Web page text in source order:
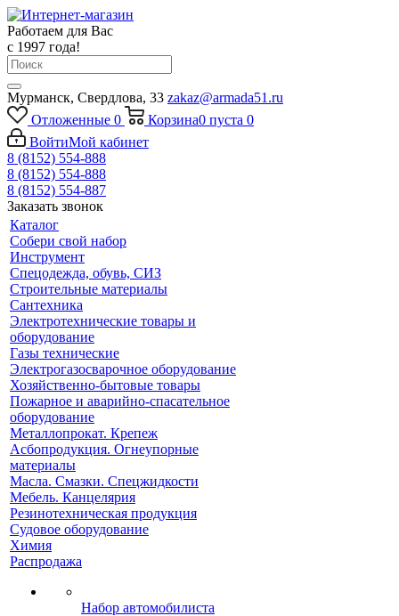
Работаем для Вас
с 1997 года!
Мурманск, Свердлова, 33 zakaz@armada51.ru
Отложенные 0 Корзина0 пуста 0
ВойтиМой кабинет
8 (8152) 554-888
8 (8152) 554-888
8 (8152) 554-887
Заказать звонок
Каталог
Собери свой набор
Инструмент
Спецодежда, обувь, СИЗ
Строительные материалы
Сантехника
Электротехнические товары и
оборудование
Газы технические
Электрогазосварочное оборудование
Хозяйственно-бытовые товары
Пожарное и аварийно-спасательное
оборудование
Металлопрокат. Крепеж
Асбопродукция. Огнеупорные
материалы
Масла. Смазки. Спецжидкости
Мебель. Канцелярия
Резинотехническая продукция
Судовое оборудование
Химия
Распродажа
Набор автомобилиста